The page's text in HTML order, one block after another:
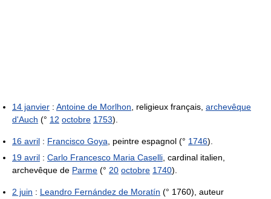
14 janvier : Antoine de Morlhon, religieux français, archevêque
d'Auch (° 12 octobre 1753).
16 avril : Francisco Goya, peintre espagnol (° 1746).
19 avril : Carlo Francesco Maria Caselli, cardinal italien,
archevêque de Parme (° 20 octobre 1740).
2 juin : Leandro Fernández de Moratín (° 1760), auteur